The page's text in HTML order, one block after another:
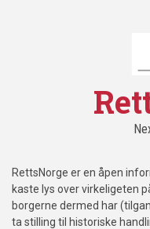
RettsNorge er en åpen
kaste lys over virkeligeten
borgerne dermed har
ta stilling til historiske